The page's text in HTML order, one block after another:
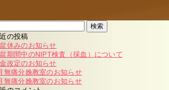
検索
の投稿
休みのお知らせ
期間中のNIPT検査（採血）について
改定のお知らせ
無痛分娩教室のお知らせ
無痛分娩教室のお知らせ